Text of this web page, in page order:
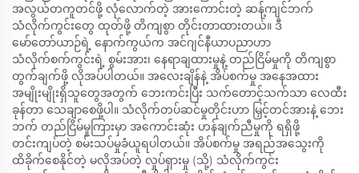
အလွယ်တကူတင်ဖို့ လုံလောက်တဲ့ အားကောင်းတဲ့ ဆန့်ကျင်ဘက်
သံလိုက်ကွင်းတွေ ထုတ်ဖို့ တိကျစွာ တိုင်းတာထားတယ်။ ဒီ
မော်တော်ယာဉ်ရဲ့ နောက်ကွယ်က အင်ဂျင်နီယာပညာဟာ
သံလိုက်စက်ကွင်းရဲ့ စွမ်းအား၊ နေရာချထားမှုနဲ့ တည်ငြိမ်မှုကို တိကျစွာ
တွက်ချက်ဖို့ လိုအပ်ပါတယ်။ အလေးချိန်နဲ့ အိပ်စက်မှု အနေအထား
အမျိုးမျိုးရှိသူတွေအတွက် ဘေးကင်းပြီး သက်တောင့်သက်သာ လေထီး
ခုန်တာ သေချာစေဖို့ပါ။ သံလိုက်တပ်ဆင်မှုတိုင်းဟာ မြှင့်တင်အားနဲ့ ဘေး
ဘက် တည်ငြိမ်မှုကြားမှာ အကောင်းဆုံး ဟန်ချက်ညီမှုကို ရရှိဖို့
တင်းကျပ်တဲ့ စမ်းသပ်မှုခံယူရပါတယ်။ အိပ်စက်မှု အရည်အသွေးကို
ထိခိုက်စေနိုင်တဲ့ မလိုအပ်တဲ့ လှုပ်ရှားမှု (သို့) သံလိုက်ကွင်း